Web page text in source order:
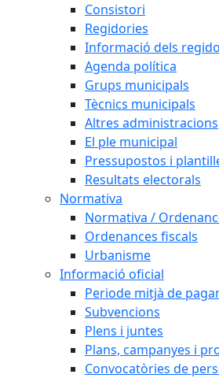
Consistori
Regidories
Informació dels
Agenda política
Grups municipals
Tècnics municipals
Altres administracions
El ple municipal
Pressupostos i
Resultats electorals
Normativa
Normativa /
Ordenances fiscals
Urbanisme
Informació oficial
Periode mitjà de
Subvencions
Plens i juntes
Plans, campanyes i
Convocatòries de